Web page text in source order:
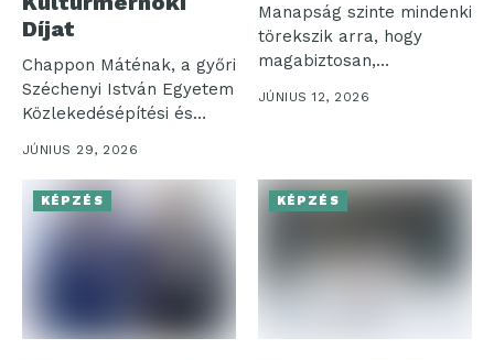
Díjat
Chappon Máténak, a győri
Széchenyi István Egyetem
Közlekedésépítési és
Vízmérnöki Tanszéke
oktatójának...
JÚNIUS 29, 2026
Manapság szinte mindenki
törekszik arra, hogy
magabiztosan,
természetesen beszéljen
angolul. Azonban
JÚNIUS 12, 2026
KÉPZÉS KÉPZÉS